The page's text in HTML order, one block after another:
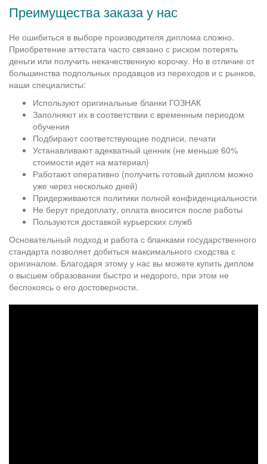
Преимущества заказа у нас
Не ошибиться в выборе производителя диплома сложно.
Приобретение аттестата часто связано с риском потерять
деньги или получить некачественную корочку. Но в отличие от
большинства подпольных продавцов из переходов и с рынков,
наши специалисты:
Используют оригинальные бланки ГОЗНАК
Заполняют их в соответствии с временным периодом
обучения
Подбирают соответствующие подписи, печати
Устанавливают адекватный ценник (не меньше 60%
стоимости идет на материал)
Работают оперативно (получить готовый диплом можно
уже через несколько дней)
Придерживаются политики полной конфиденциальности
Не берут предоплату, оплата вносится после работы
Пользуются доставкой курьерских служб
Основательный подход и работа с бланками государственного
стандарта позволяет добиться максимального сходства с
оригиналом. Благодаря этому у нас вы можете купить диплом
о высшем образовании быстро и недорого, при этом не
беспокоясь о его достоверности.